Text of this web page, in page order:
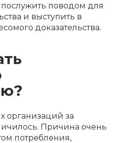
послужить поводом для
и выступить в
доказательства.
организаций за
Причина очень
потребления,